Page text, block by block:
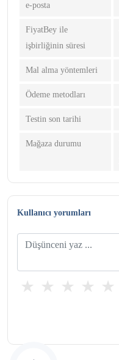
e-posta
FiyatBey ile
işbirliğinin süresi
Mal alma yöntemleri
Ödeme metodları
Testin son tarihi
Mağaza durumu
Kullanıcı yorumları
★
★
★ ★
★
★ ★
★
★
★ ★
★
★
★
★